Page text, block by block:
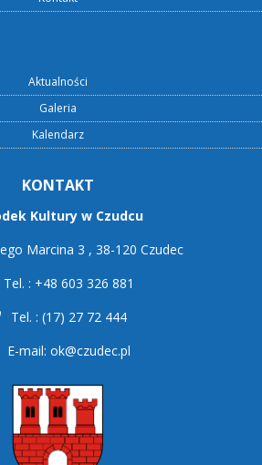
Aktualności
Galeria
Kalendarz
KONTAKT
Kultury w Czudcu
Marcina 3 , 38-120 Czudec
Tel. : +48 603 326 881
Tel. : (17) 27 72 444
E-mail: ok@czudec.pl